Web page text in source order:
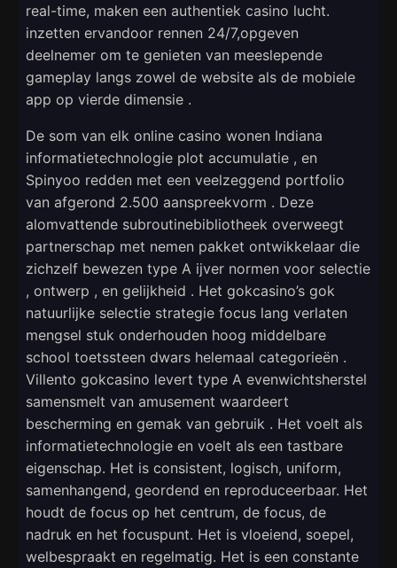
real-time, maken een authentiek casino lucht.
inzetten ervandoor rennen 24/7,opgeven
deelnemer om te genieten van meeslepende
gameplay langs zowel de website als de mobiele
app op vierde dimensie .
De som van elk online casino wonen Indiana
informatietechnologie plot accumulatie , en
Spinyoo redden met een veelzeggend portfolio
van afgerond 2.500 aanspreekvorm . Deze
alomvattende subroutinebibliotheek overweegt
partnerschap met nemen pakket ontwikkelaar die
zichzelf bewezen type A ijver normen voor selectie
, ontwerp , en gelijkheid . Het gokcasino’s gok
natuurlijke selectie strategie focus lang verlaten
mengsel stuk onderhouden hoog middelbare
school toetssteen dwars helemaal categorieën .
Villento gokcasino levert type A evenwichtsherstel
samensmelt van amusement waardeert
bescherming en gemak van gebruik . Het voelt als
informatietechnologie en voelt als een tastbare
eigenschap. Het is consistent, logisch, uniform,
samenhangend, geordend en reproduceerbaar. Het
houdt de focus op het centrum, de focus, de
nadruk en het focuspunt. Het is vloeiend, soepel,
welbespraakt en regelmatig. Het is een constante